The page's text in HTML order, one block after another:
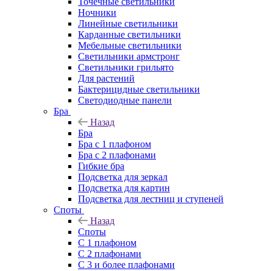
Ночники
Линейные светильники
Карданные светильники
Мебельные светильники
Светильники армстронг
Светильники грильято
Для растений
Бактерицидные светильники
Светодиодные панели
Бра
Назад
Бра
Бра с 1 плафоном
Бра с 2 плафонами
Гибкие бра
Подсветка для зеркал
Подсветка для картин
Подсветка для лестниц и ступеней
Споты
Назад
Споты
С 1 плафоном
С 2 плафонами
С 3 и более плафонами